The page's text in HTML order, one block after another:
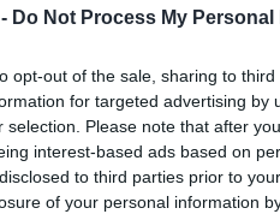
Do Not Process My
opt-out of the sale, sharing to
for targeted advertising by
selection. Please note that after
interest-based ads based on
to third parties prior to
of your personal information
TOVÁBB
Adó- és Vámhivatal,szigligeti